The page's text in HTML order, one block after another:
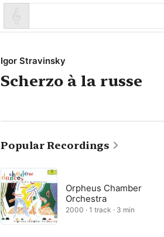
Igor Stravinsky
Scherzo à la russe
Popular Recordings
Orpheus Chamber
Orchestra
2000 · 1 track · 3 min